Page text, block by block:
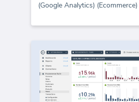
(Google Analytics)